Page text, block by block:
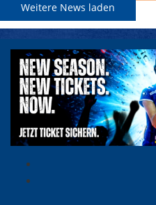
Weitere News laden